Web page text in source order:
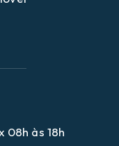
08h às 18h